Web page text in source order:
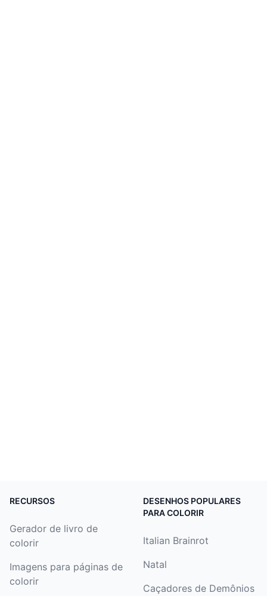
RECURSOS
Gerador de livro de
colorir
Imagens para páginas de
colorir
DESENHOS POPULARES
PARA COLORIR
Italian Brainrot
Natal
Caçadores de Demônios